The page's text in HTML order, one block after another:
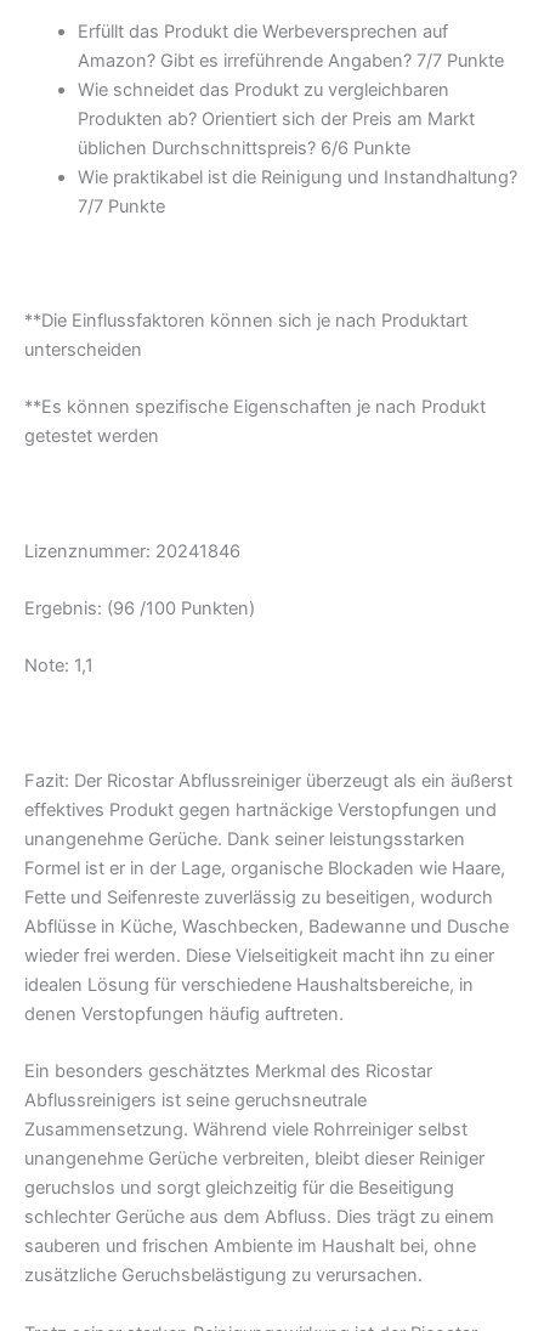
Erfüllt das Produkt die Werbeversprechen auf
Amazon? Gibt es irreführende Angaben? 7/7 Punkte
Wie schneidet das Produkt zu vergleichbaren
Produkten ab? Orientiert sich der Preis am Markt
üblichen Durchschnittspreis? 6/6 Punkte
Wie praktikabel ist die Reinigung und Instandhaltung?
7/7 Punkte
**Die Einflussfaktoren können sich je nach Produktart
unterscheiden
**Es können spezifische Eigenschaften je nach Produkt
getestet werden
Lizenznummer: 20241846
Ergebnis: (96 /100 Punkten)
Note: 1,1
Fazit: Der Ricostar Abflussreiniger überzeugt als ein äußerst
effektives Produkt gegen hartnäckige Verstopfungen und
unangenehme Gerüche. Dank seiner leistungsstarken
Formel ist er in der Lage, organische Blockaden wie Haare,
Fette und Seifenreste zuverlässig zu beseitigen, wodurch
Abflüsse in Küche, Waschbecken, Badewanne und Dusche
wieder frei werden. Diese Vielseitigkeit macht ihn zu einer
idealen Lösung für verschiedene Haushaltsbereiche, in
denen Verstopfungen häufig auftreten.
Ein besonders geschätztes Merkmal des Ricostar
Abflussreinigers ist seine geruchsneutrale
Zusammensetzung. Während viele Rohrreiniger selbst
unangenehme Gerüche verbreiten, bleibt dieser Reiniger
geruchslos und sorgt gleichzeitig für die Beseitigung
schlechter Gerüche aus dem Abfluss. Dies trägt zu einem
sauberen und frischen Ambiente im Haushalt bei, ohne
zusätzliche Geruchsbelästigung zu verursachen.